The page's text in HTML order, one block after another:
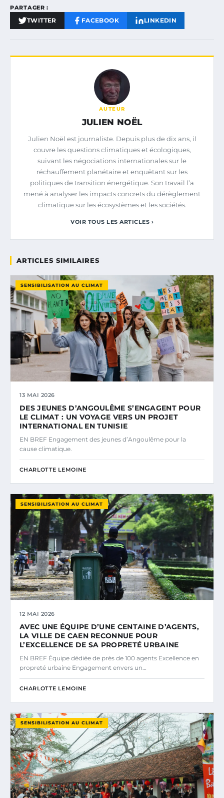
PARTAGER :
TWITTER FACEBOOK LINKEDIN
AUTEUR
JULIEN NOËL
Julien Noël est journaliste. Depuis plus de dix ans, il
couvre les questions climatiques et écologiques,
suivant les négociations internationales sur le
réchauffement planétaire et enquêtant sur les
politiques de transition énergétique. Son travail l’a
mené à analyser les impacts concrets du dérèglement
climatique sur les écosystèmes et les sociétés.
VOIR TOUS LES ARTICLES ›
ARTICLES SIMILAIRES
SENSIBILISATION AU CLIMAT
13 MAI 2026
DES JEUNES D’ANGOULÊME S’ENGAGENT POUR
LE CLIMAT : UN VOYAGE VERS UN PROJET
INTERNATIONAL EN TUNISIE
EN BREF Engagement des jeunes d’Angoulême pour la
cause climatique.
CHARLOTTE LEMOINE
SENSIBILISATION AU CLIMAT
12 MAI 2026
AVEC UNE ÉQUIPE D’UNE CENTAINE D’AGENTS,
LA VILLE DE CAEN RECONNUE POUR
L’EXCELLENCE DE SA PROPRETÉ URBAINE
EN BREF Équipe dédiée de près de 100 agents Excellence en
propreté urbaine Engagement envers un…
CHARLOTTE LEMOINE
SENSIBILISATION AU CLIMAT